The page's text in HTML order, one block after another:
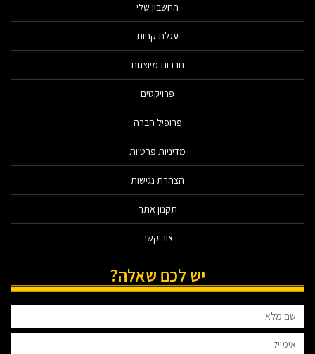
החשבון שלי
עגלת קניות
חברות מיוצגות
פרויקטים
פרופיל חברה
מדיניות פרטיות
הצהרת נגישות
תקנון אתר
צור קשר
יש לכם שאלה?